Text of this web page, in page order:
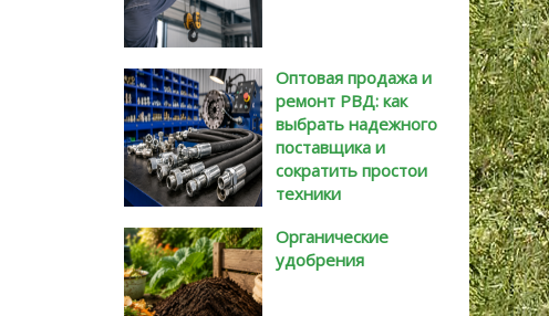
Оптовая продажа и
ремонт РВД: как
выбрать надежного
поставщика и
сократить простои
техники
Органические
удобрения